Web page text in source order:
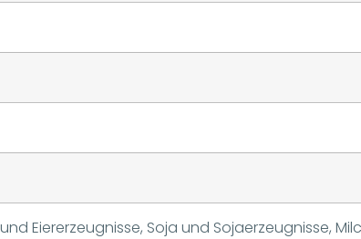
Eiererzeugnisse, Soja und Sojaerzeugnisse,